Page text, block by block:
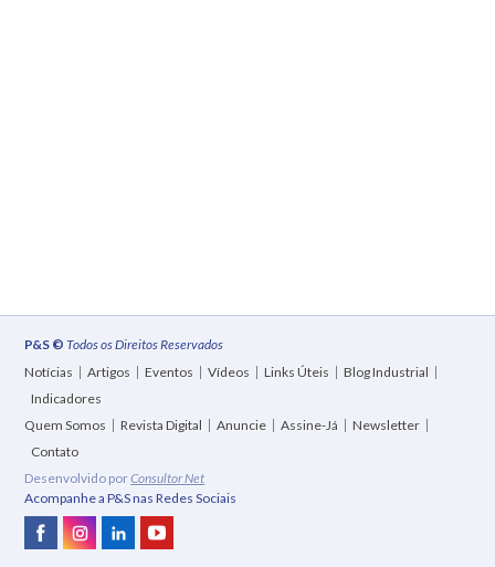
P&S © Todos os Direitos Reservados
Notícias
Artigos Eventos Vídeos Links Úteis
Blog Industrial
Indicadores
Quem Somos
Revista Digital Anuncie Assine-Já
Newsletter
Contato
Desenvolvido porConsultor Net
Acompanhe a P&S nas Redes Sociais